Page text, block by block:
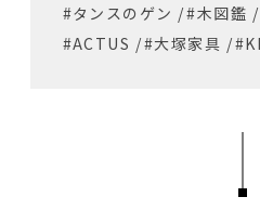
#タンスのゲン /#木図鑑 /
#ACTUS /#大塚家具 /